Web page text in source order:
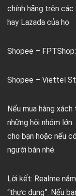
chính hãng trên
hay Lazada của họ
Shopee – FPTShop:
Shopee – Viettel
Nếu mua hàng
những hội nhóm
cho bạn hoặc nếu
người bán nhé.
Lời kết: Realme
“thực dụng”. Nếu